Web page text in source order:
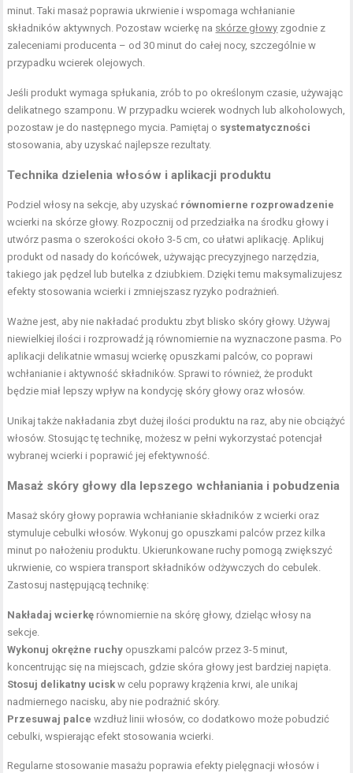
minut. Taki masaż poprawia ukrwienie i wspomaga wchłanianie
składników aktywnych. Pozostaw wcierkę na skórze głowy zgodnie z
zaleceniami producenta – od 30 minut do całej nocy, szczególnie w
przypadku wcierek olejowych.
Jeśli produkt wymaga spłukania, zrób to po określonym czasie, używając
delikatnego szamponu. W przypadku wcierek wodnych lub alkoholowych,
pozostaw je do następnego mycia. Pamiętaj o systematyczności
stosowania, aby uzyskać najlepsze rezultaty.
Technika dzielenia włosów i aplikacji produktu
Podziel włosy na sekcje, aby uzyskać równomierne rozprowadzenie
wcierki na skórze głowy. Rozpocznij od przedziałka na środku głowy i
utwórz pasma o szerokości około 3-5 cm, co ułatwi aplikację. Aplikuj
produkt od nasady do końcówek, używając precyzyjnego narzędzia,
takiego jak pędzel lub butelka z dziubkiem. Dzięki temu maksymalizujesz
efekty stosowania wcierki i zmniejszasz ryzyko podrażnień.
Ważne jest, aby nie nakładać produktu zbyt blisko skóry głowy. Używaj
niewielkiej ilości i rozprowadź ją równomiernie na wyznaczone pasma. Po
aplikacji delikatnie wmasuj wcierkę opuszkami palców, co poprawi
wchłanianie i aktywność składników. Sprawi to również, że produkt
będzie miał lepszy wpływ na kondycję skóry głowy oraz włosów.
Unikaj także nakładania zbyt dużej ilości produktu na raz, aby nie obciążyć
włosów. Stosując tę technikę, możesz w pełni wykorzystać potencjał
wybranej wcierki i poprawić jej efektywność.
Masaż skóry głowy dla lepszego wchłaniania i pobudzenia
Masaż skóry głowy poprawia wchłanianie składników z wcierki oraz
stymuluje cebulki włosów. Wykonuj go opuszkami palców przez kilka
minut po nałożeniu produktu. Ukierunkowane ruchy pomogą zwiększyć
ukrwienie, co wspiera transport składników odżywczych do cebulek.
Zastosuj następującą technikę:
Nakładaj wcierkę równomiernie na skórę głowy, dzieląc włosy na
sekcje.
Wykonuj okrężne ruchy opuszkami palców przez 3-5 minut,
koncentrując się na miejscach, gdzie skóra głowy jest bardziej napięta.
Stosuj delikatny ucisk w celu poprawy krążenia krwi, ale unikaj
nadmiernego nacisku, aby nie podrażnić skóry.
Przesuwaj palce wzdłuż linii włosów, co dodatkowo może pobudzić
cebulki, wspierając efekt stosowania wcierki.
Regularne stosowanie masażu poprawia efekty pielęgnacji włosów i